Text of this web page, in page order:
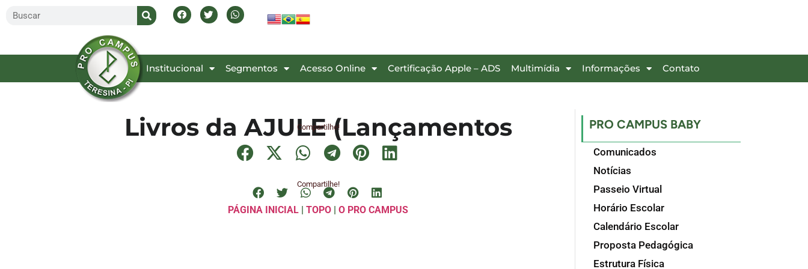
Inicial Institucional Segmentos Acesso Online Certificação Apple – ADS Multimídia Informações Contato
Livros da AJULE (Lançamentos
Compartilhe!
Compartilhe!
PÁGINA INICIAL TOPO O PRO CAMPUS
PRO CAMPUS BABY
Comunicados
Notícias
Passeio Virtual
Horário Escolar
Calendário Escolar
Proposta Pedagógica
Estrutura Física